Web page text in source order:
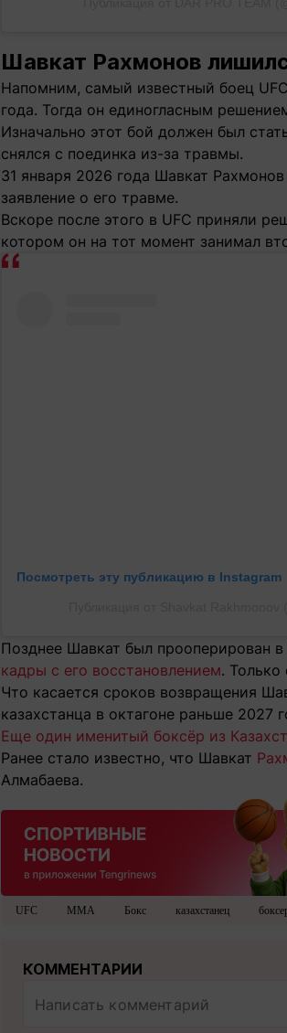
Шавкат Рахмонов
Напомним, самый известный боец
года. Тогда он единогласным
Изначально этот бой должен был
снялся с поединка из-за травмы.
31 января 2026 года Шавкат
заявление о его травме.
Вскоре после этого в UFC приняли
котором он на тот момент занимал
Посмотреть эту публикацию в Instagram
Позднее Шавкат был прооперирован
кадры с его восстановлением. Только
Что касается сроков возвращения
казахстанца в октагоне раньше 2027
Еще один именитый боксёр из
Ранее стало известно, что Шавкат
Алмабаева.
UFC MMA Бокс казахстанец
КОММЕНТАРИИ